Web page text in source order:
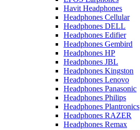
Havit Headphones
Headphones Cellular
Headphones DELL
Headphones Edifier
Headphones Gembird
Headphones HP
Headphones JBL
Headphones Kingston
Headphones Lenovo
Headphones Panasonic
Headphones Philips
Headphones Plantronics
Headphones RAZER
Headphones Remax